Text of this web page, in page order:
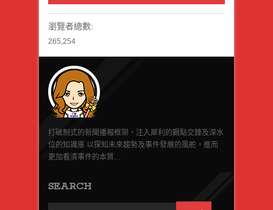
瀏覽者總數:
265,254
打破制式的新聞播報框架，注入犀利的觀點交鋒及深水
位的知識庫 以探知未來趨勢及事件發展的風舵，進而
更加看清事件的本質…
SEARCH